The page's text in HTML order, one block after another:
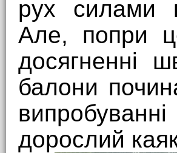
рух силами
Але, попри
досягненні
балони
дорослий